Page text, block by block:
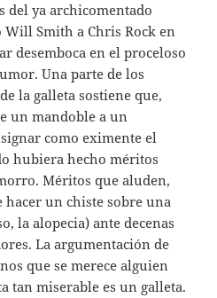
del ya archicomentado
Will Smith a Chris Rock en
desemboca en el proceloso
Una parte de los
la galleta sostiene que,
un mandoble a un
como eximente el
hubiera hecho méritos
Méritos que aluden,
un chiste sobre una
la alopecia) ante decenas
La argumentación de
que se merece alguien
tan miserable es un galleta.